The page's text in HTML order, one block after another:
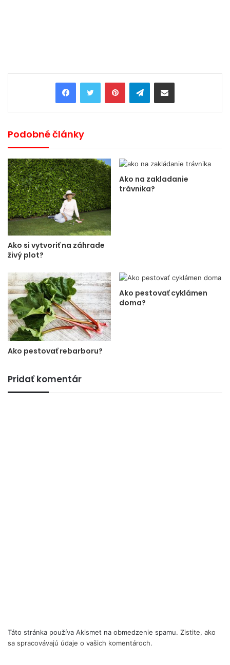
PinterestTelegramShare via Email
Podobné články
Ako si vytvoriť na záhrade
živý plot?
Ako na zakladanie
trávnika?
Ako pestovať rebarboru?
Ako pestovať cyklámen
doma?
Pridať komentár
Táto stránka používa Akismet na obmedzenie spamu. Zistite, ako
sa spracovávajú údaje o vašich komentároch.